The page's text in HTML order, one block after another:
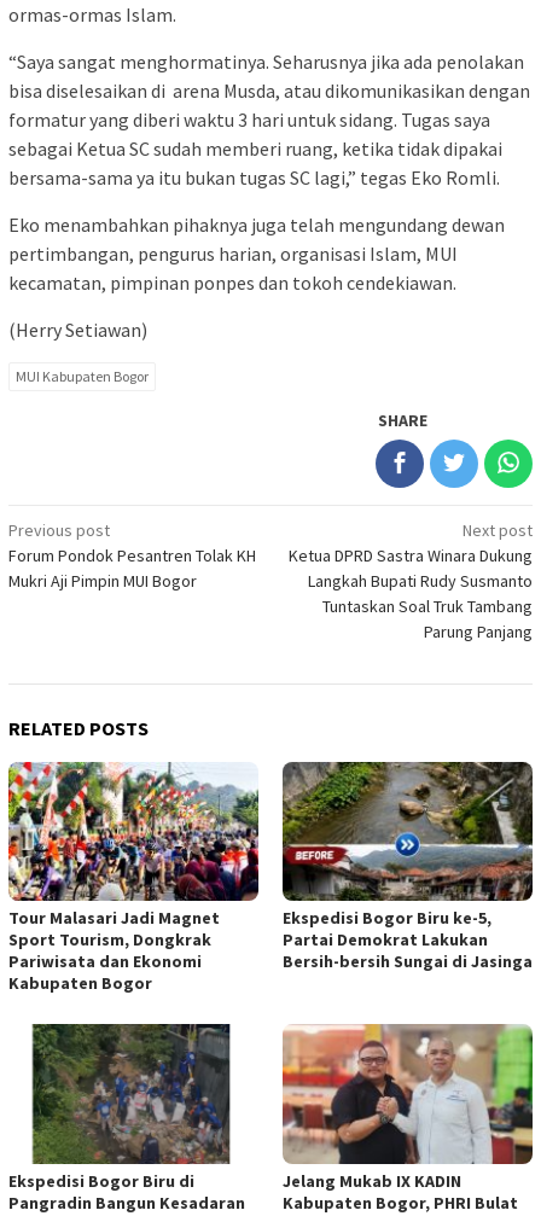
ormas-ormas Islam.
“Saya sangat menghormatinya. Seharusnya jika ada penolakan
bisa diselesaikan di arena Musda, atau dikomunikasikan dengan
formatur yang diberi waktu 3 hari untuk sidang. Tugas saya
sebagai Ketua SC sudah memberi ruang, ketika tidak dipakai
bersama-sama ya itu bukan tugas SC lagi,” tegas Eko Romli.
Eko menambahkan pihaknya juga telah mengundang dewan
pertimbangan, pengurus harian, organisasi Islam, MUI
kecamatan, pimpinan ponpes dan tokoh cendekiawan.
(Herry Setiawan)
MUI Kabupaten Bogor
SHARE
Post
navigation
Previous post
Forum Pondok Pesantren Tolak KH
Mukri Aji Pimpin MUI Bogor
Next post
Ketua DPRD Sastra Winara Dukung
Langkah Bupati Rudy Susmanto
Tuntaskan Soal Truk Tambang
Parung Panjang
RELATED POSTS
Tour Malasari Jadi Magnet
Sport Tourism, Dongkrak
Pariwisata dan Ekonomi
Kabupaten Bogor
Ekspedisi Bogor Biru ke-5,
Partai Demokrat Lakukan
Bersih-bersih Sungai di Jasinga
Ekspedisi Bogor Biru di
Pangradin Bangun Kesadaran
Jelang Mukab IX KADIN
Kabupaten Bogor, PHRI Bulat